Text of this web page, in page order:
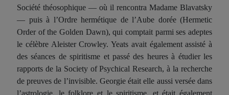
Société théosophique — où il rencontra Madame Blavatsky
— puis à l’Ordre hermétique de l’Aube dorée (Hermetic
Order of the Golden Dawn), qui comptait parmi ses adeptes
le célèbre Aleister Crowley. Yeats avait également assisté à
des séances de spiritisme et passé des heures à étudier les
rapports de la Society of Psychical Research, à la recherche
de preuves de l’invisible. Georgie était elle aussi versée dans
l’astrologie, le folklore et le spiritisme, et était également